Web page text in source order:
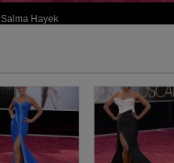
Salma Hayek